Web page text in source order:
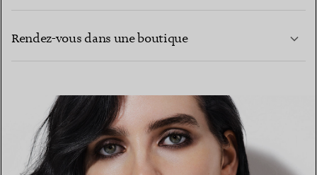
Rendez-vous dans une boutique
TROUVEZ LA BOUTIQUE LA PLUS PROCHE